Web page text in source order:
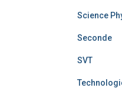
Science
Seconde
SVT